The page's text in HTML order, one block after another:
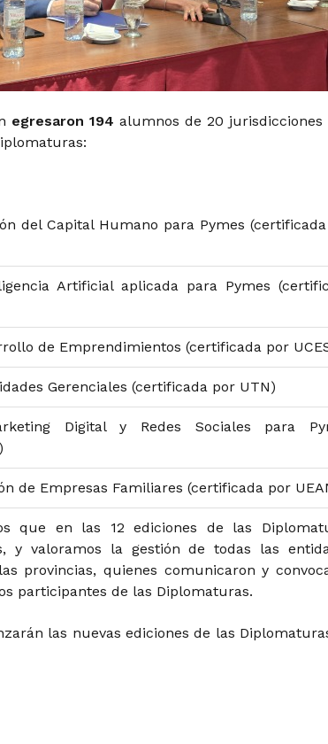
egresaron 194 alumnos de 20 jurisdicciones
del Capital Humano para Pymes
Artificial aplicada para Pymes
de Emprendimientos (certificada por
Gerenciales (certificada por UTN)
Digital y Redes Sociales para
de Empresas Familiares (certificada por
que en las 12 ediciones de las
y valoramos la gestión de todas las
provincias, quienes comunicaron y
participantes de las Diplomaturas.
las nuevas ediciones de las